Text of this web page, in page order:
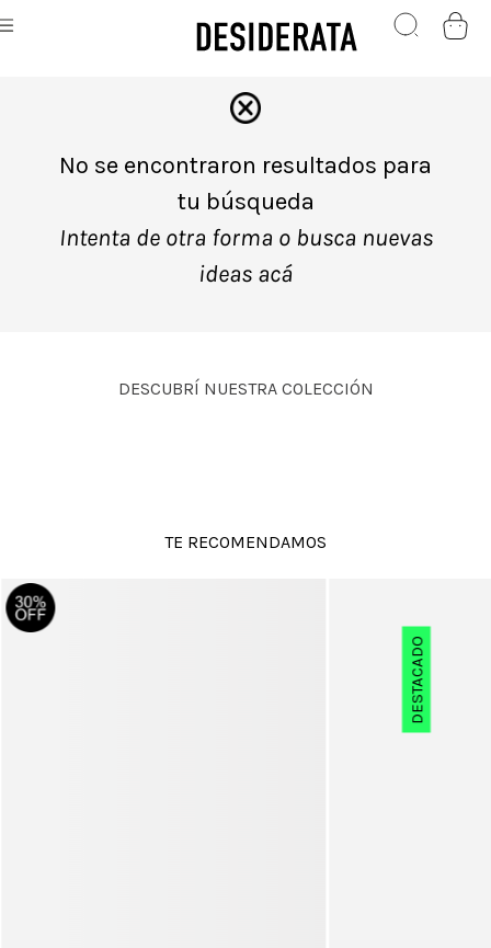
No se encontraron resultados para
tu búsqueda
Intenta de otra forma o busca nuevas
ideas acá
DESCUBRÍ NUESTRA COLECCIÓN
TE RECOMENDAMOS
DESTACADO